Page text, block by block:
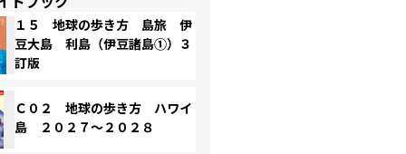
１５ 地球の歩き方 島旅 伊
豆大島 利島（伊豆諸島①）３
訂版
Ｃ０２ 地球の歩き方 ハワイ
島 ２０２７～２０２８